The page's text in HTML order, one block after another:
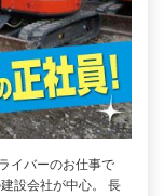
イバーのお仕事で
設会社が中心。 長